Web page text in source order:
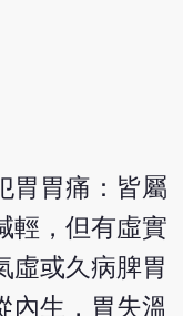
胃胃痛：皆屬
輕，但有虛實
虛或久病脾胃
內生，胃失溫